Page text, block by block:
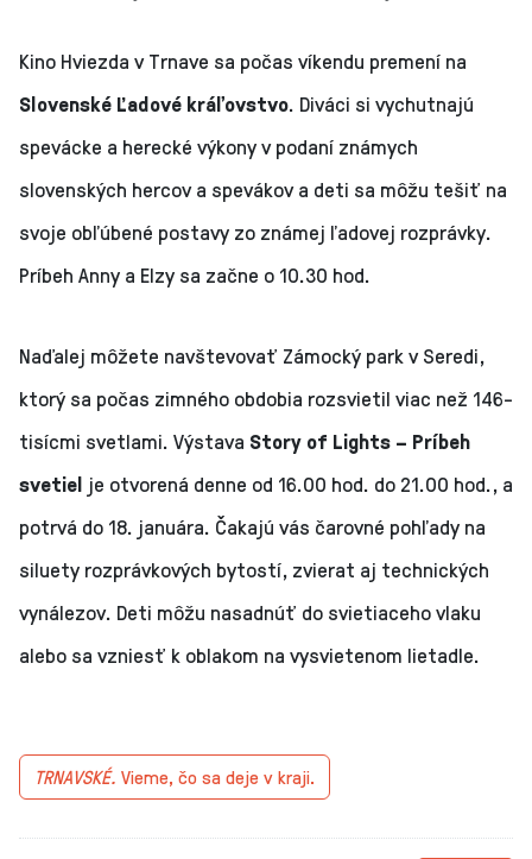
Kino Hviezda v Trnave sa počas víkendu premení na
Slovenské Ľadové kráľovstvo. Diváci si vychutnajú
spevácke a herecké výkony v podaní známych
slovenských hercov a spevákov a deti sa môžu tešiť na
svoje obľúbené postavy zo známej ľadovej rozprávky.
Príbeh Anny a Elzy sa začne o 10.30 hod.
Naďalej môžete navštevovať Zámocký park v Seredi,
ktorý sa počas zimného obdobia rozsvietil viac než 146-
tisícmi svetlami. Výstava Story of Lights – Príbeh
svetiel je otvorená denne od 16.00 hod. do 21.00 hod., a
potrvá do 18. januára. Čakajú vás čarovné pohľady na
siluety rozprávkových bytostí, zvierat aj technických
vynálezov. Deti môžu nasadnúť do svietiaceho vlaku
alebo sa vzniesť k oblakom na vysvietenom lietadle.
TRNAVSKÉ. Vieme, čo sa deje v kraji.